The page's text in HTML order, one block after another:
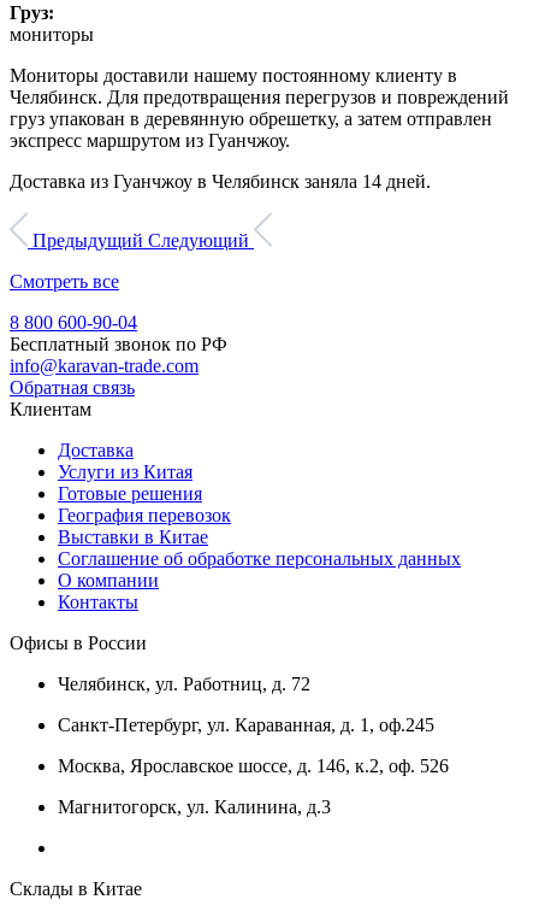
Груз:
мониторы
Мониторы доставили нашему постоянному клиенту в
Челябинск. Для предотвращения перегрузов и повреждений
груз упакован в деревянную обрешетку, а затем отправлен
экспресс маршрутом из Гуанчжоу.
Доставка из Гуанчжоу в Челябинск заняла 14 дней.
Предыдущий Следующий
Смотреть все
8 800 600-90-04
Бесплатный звонок по РФ
info@karavan-trade.com
Обратная связь
Клиентам
Доставка
Услуги из Китая
Готовые решения
География перевозок
Выставки в Китае
Соглашение об обработке персональных данных
О компании
Контакты
Офисы в России
Челябинск, ул. Работниц, д. 72
Санкт-Петербург, ул. Караванная, д. 1, оф.245
Москва, Ярославское шоссе, д. 146, к.2, оф. 526
Магнитогорск, ул. Калинина, д.3
Склады в Китае